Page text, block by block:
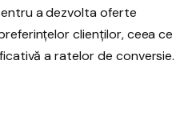
a dezvolta oferte
clienților, ceea ce
a ratelor de conversie.